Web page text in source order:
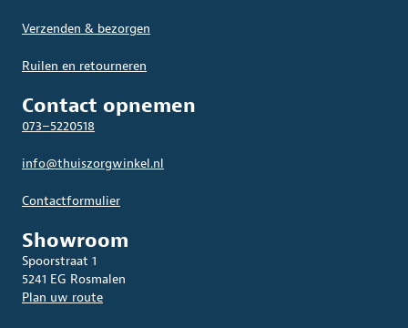
Verzenden & bezorgen
Ruilen en retourneren
Contact opnemen
073–5220518
info@thuiszorgwinkel.nl
Contactformulier
Showroom
Spoorstraat 1
5241 EG Rosmalen
Plan uw route